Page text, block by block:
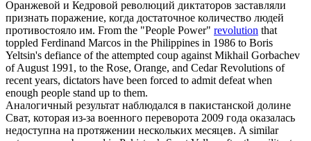
Оранжевой и Кедровой революций диктаторов заставляли
признать поражение, когда достаточное количество людей
противостояло им. From the "People Power" revolution that
toppled Ferdinand Marcos in the Philippines in 1986 to Boris
Yeltsin's defiance of the attempted coup against Mikhail Gorbachev
of August 1991, to the Rose, Orange, and Cedar Revolutions of
recent years, dictators have been forced to admit defeat when
enough people stand up to them.
Аналогичный результат наблюдался в пакистанской долине
Сват, которая из-за военного переворота 2009 года оказалась
недоступна на протяжении нескольких месяцев. A similar